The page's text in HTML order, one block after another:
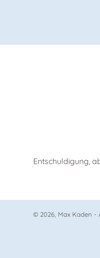
Entschuldigung,
© 2026, Max Kaden -